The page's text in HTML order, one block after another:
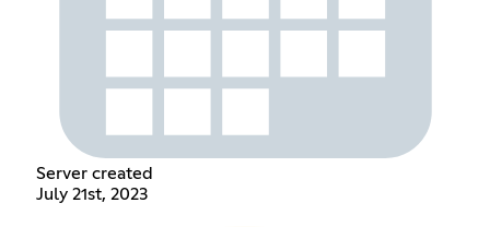
Server created
July 21st, 2023